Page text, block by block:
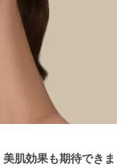
美肌効果も期待できま